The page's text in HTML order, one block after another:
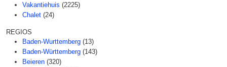
Vakantiehuis (2225)
Chalet (24)
REGIOS
Baden-Wurttemberg (13)
Baden-Württemberg (143)
Beieren (320)